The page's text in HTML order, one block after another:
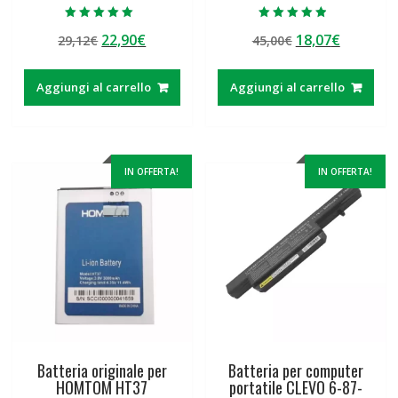
5.00
su 5
29,12€ Il
originale
era:
22,90€Il
attuale
è:
Aggiungi al carrello
4.50
su 5
45,00€ Il
originale
era:
18,07€Il
attuale
è:
Aggiungi al carrello
IN OFFERTA!
Batteria originale per
HOMTOM HT37
IN OFFERTA!
Batteria per computer
portatile CLEVO 6-87-